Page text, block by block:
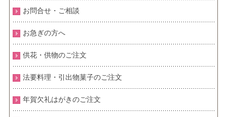
お問合せ・ご相談
お急ぎの方へ
供花・供物のご注文
法要料理・引出物菓子のご注文
年賀欠礼はがきのご注文